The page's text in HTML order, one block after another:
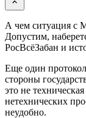
А чем ситуация с
Допустим,
РосВсёЗабан и
Еще один
стороны
это не
нетехнических
неудобно.